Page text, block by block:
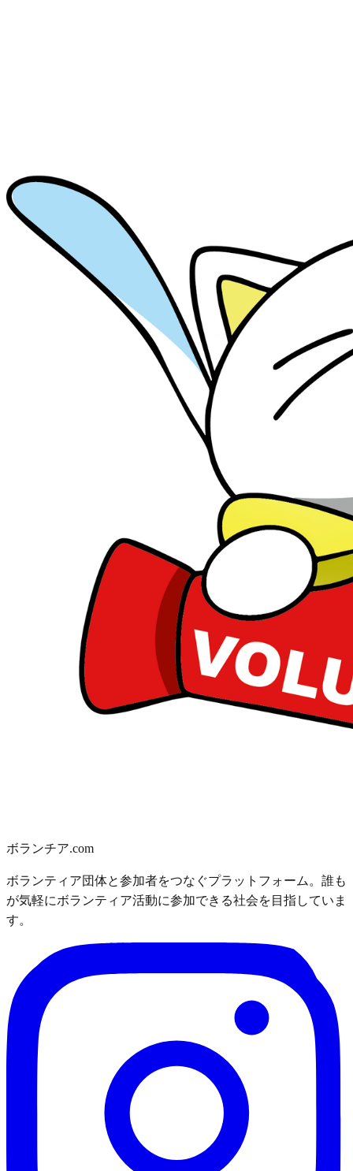
ボランチア.com
ボランティア団体と参加者をつなぐプラットフォーム。誰も
が気軽にボランティア活動に参加できる社会を目指していま
す。